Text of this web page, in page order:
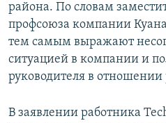
района. По словам
профсоюза компании
тем самым выражают
ситуацией в компании и
руководителя в отношении
В заявлении работника